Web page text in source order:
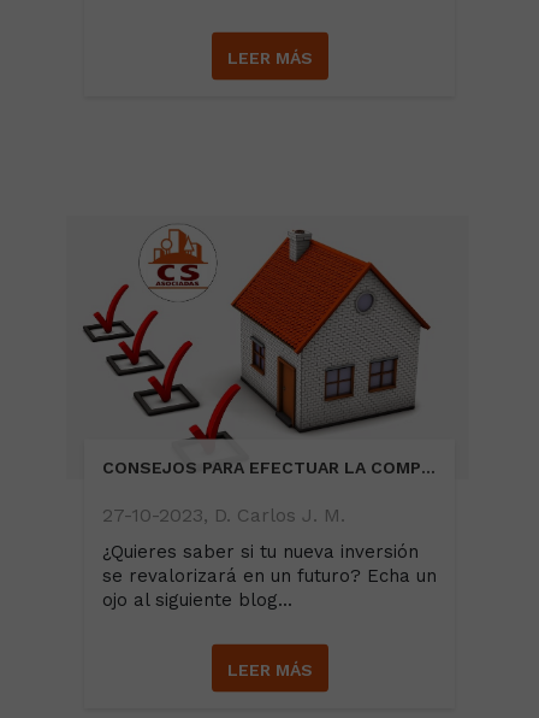
LEER MÁS
CONSEJOS PARA EFECTUAR LA COMPRA DE UNA BUENA VIVIENDA
27-10-2023, D. Carlos J. M.
¿Quieres saber si tu nueva inversión
se revalorizará en un futuro? Echa un
ojo al siguiente blog...
LEER MÁS